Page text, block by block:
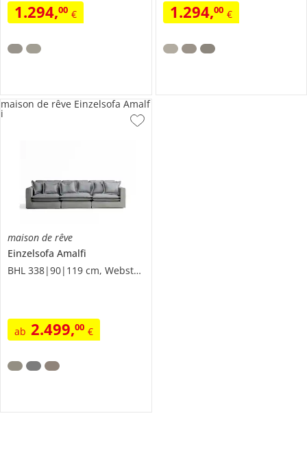
1.294,00 € 1.294,00 €
maison de rêve
Einzelsofa Amalfi
BHL 338|90|119 cm, Webstoff fein
ab 2.499,00 €
maison de rêve Einzelsofa Amalf
i